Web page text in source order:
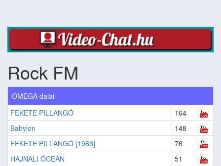
Rock FM
OMEGA dalai
FEKETE PILLANGÓ
164
Babylon
148
FEKETE PILLANGÓ [1986]
76
HAJNALI ÓCEÁN
51